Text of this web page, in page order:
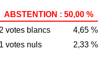
ABSTENTION : 50,00 %
2 votes blancs
4,65 %
1 votes nuls
2,33 %